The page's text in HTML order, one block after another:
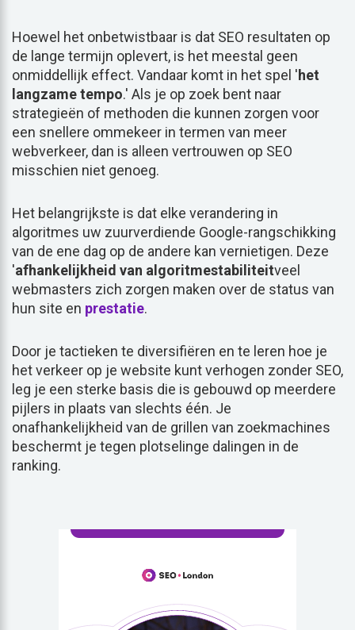
Hoewel het onbetwistbaar is dat SEO resultaten op
de lange termijn oplevert, is het meestal geen
onmiddellijk effect. Vandaar komt in het spel 'het
langzame tempo.' Als je op zoek bent naar
strategieën of methoden die kunnen zorgen voor
een snellere ommekeer in termen van meer
webverkeer, dan is alleen vertrouwen op SEO
misschien niet genoeg.
Het belangrijkste is dat elke verandering in
algoritmes uw zuurverdiende Google-rangschikking
van de ene dag op de andere kan vernietigen. Deze
'afhankelijkheid van algoritmestabiliteitveel
webmasters zich zorgen maken over de status van
hun site en prestatie.
Door je tactieken te diversifiëren en te leren hoe je
het verkeer op je website kunt verhogen zonder SEO,
leg je een sterke basis die is gebouwd op meerdere
pijlers in plaats van slechts één. Je
onafhankelijkheid van de grillen van zoekmachines
beschermt je tegen plotselinge dalingen in de
ranking.